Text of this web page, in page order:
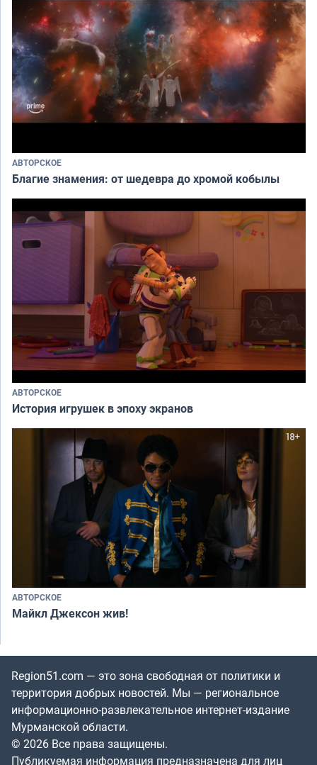
АВТОРСКОЕ
Благие знамения: от шедевра до хромой кобылы
АВТОРСКОЕ
История игрушек в эпоху экранов
АВТОРСКОЕ
Майкл Джексон жив!
Region51.com — это зона свободная от политики и
территория добрых новостей. Мы — региональное
информационно-развлекательное интернет-издание
Мурманской области.
© 2026 Все права защищены.
Публикуемая информация предназначена для лиц